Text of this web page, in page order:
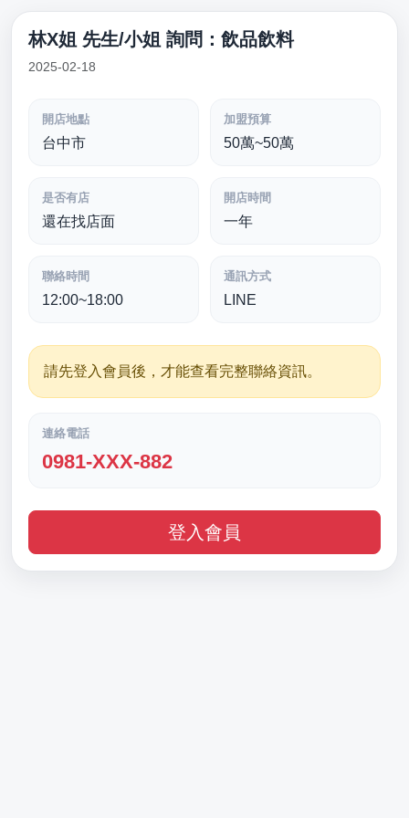
林X姐 先生/小姐 詢問：飲品飲料
2025-02-18
開店地點
台中市
加盟預算
50萬~50萬
是否有店
還在找店面
開店時間
一年
聯絡時間
12:00~18:00
通訊方式
LINE
請先登入會員後，才能查看完整聯絡資訊。
連絡電話
0981-XXX-882
登入會員